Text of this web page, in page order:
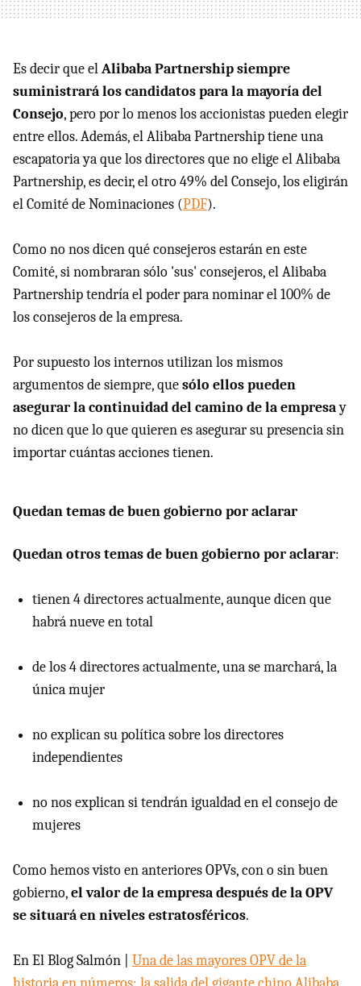
Es decir que elAlibaba Partnership siempre
suministrará los candidatos para la mayoría del
Consejo, pero por lo menos los accionistas pueden elegir
entre ellos. Además, el Alibaba Partnership tiene una
escapatoria ya que los directores que no elige el Alibaba
Partnership, es decir, el otro 49% del Consejo, los eligirán
el Comité de Nominaciones (PDF).
Como no nos dicen qué consejeros estarán en este
Comité, si nombraran sólo 'sus' consejeros, el Alibaba
Partnership tendría el poder para nominar el 100% de
los consejeros de la empresa.
Por supuesto los internos utilizan los mismos
argumentos de siempre, quesólo ellos pueden
asegurar la continuidad del camino de la empresay
no dicen que lo que quieren es asegurar su presencia sin
importar cuántas acciones tienen.
Quedan temas de buen gobierno por aclarar
Quedan otros temas de buen gobierno por aclarar:
tienen 4 directores actualmente, aunque dicen que
habrá nueve en total
de los 4 directores actualmente, una se marchará, la
única mujer
no explican su política sobre los directores
independientes
no nos explican si tendrán igualdad en el consejo de
mujeres
Como hemos visto en anteriores OPVs, con o sin buen
gobierno,el valor de la empresa después de la OPV
se situará en niveles estratosféricos.
En El Blog Salmón | Una de las mayores OPV de la